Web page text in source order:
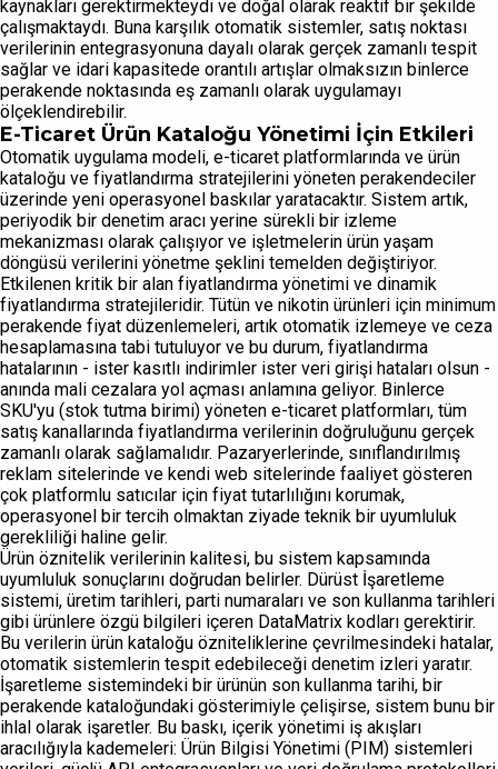
kaynakları gerektirmekteydi ve doğal olarak reaktif bir şekilde
çalışmaktaydı. Buna karşılık otomatik sistemler, satış noktası
verilerinin entegrasyonuna dayalı olarak gerçek zamanlı tespit
sağlar ve idari kapasitede orantılı artışlar olmaksızın binlerce
perakende noktasında eş zamanlı olarak uygulamayı
ölçeklendirebilir.
E-Ticaret Ürün Kataloğu Yönetimi İçin Etkileri
Otomatik uygulama modeli, e-ticaret platformlarında ve ürün
kataloğu ve fiyatlandırma stratejilerini yöneten perakendeciler
üzerinde yeni operasyonel baskılar yaratacaktır. Sistem artık,
periyodik bir denetim aracı yerine sürekli bir izleme
mekanizması olarak çalışıyor ve işletmelerin ürün yaşam
döngüsü verilerini yönetme şeklini temelden değiştiriyor.
Etkilenen kritik bir alan fiyatlandırma yönetimi ve dinamik
fiyatlandırma stratejileridir. Tütün ve nikotin ürünleri için minimum
perakende fiyat düzenlemeleri, artık otomatik izlemeye ve ceza
hesaplamasına tabi tutuluyor ve bu durum, fiyatlandırma
hatalarının - ister kasıtlı indirimler ister veri girişi hataları olsun -
anında mali cezalara yol açması anlamına geliyor. Binlerce
SKU'yu (stok tutma birimi) yöneten e-ticaret platformları, tüm
satış kanallarında fiyatlandırma verilerinin doğruluğunu gerçek
zamanlı olarak sağlamalıdır. Pazaryerlerinde, sınıflandırılmış
reklam sitelerinde ve kendi web sitelerinde faaliyet gösteren
çok platformlu satıcılar için fiyat tutarlılığını korumak,
operasyonel bir tercih olmaktan ziyade teknik bir uyumluluk
gerekliliği haline gelir.
Ürün öznitelik verilerinin kalitesi, bu sistem kapsamında
uyumluluk sonuçlarını doğrudan belirler. Dürüst İşaretleme
sistemi, üretim tarihleri, parti numaraları ve son kullanma tarihleri
gibi ürünlere özgü bilgileri içeren DataMatrix kodları gerektirir.
Bu verilerin ürün kataloğu özniteliklerine çevrilmesindeki hatalar,
otomatik sistemlerin tespit edebileceği denetim izleri yaratır.
İşaretleme sistemindeki bir ürünün son kullanma tarihi, bir
perakende kataloğundaki gösterimiyle çelişirse, sistem bunu bir
ihlal olarak işaretler. Bu baskı, içerik yönetimi iş akışları
aracılığıyla kademeleri: Ürün Bilgisi Yönetimi (PIM) sistemleri